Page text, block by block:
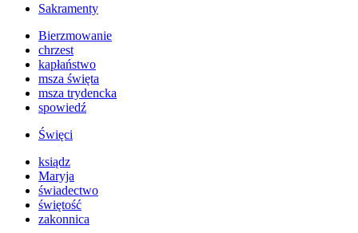
Sakramenty
Bierzmowanie
chrzest
kapłaństwo
msza święta
msza trydencka
spowiedź
Święci
ksiądz
Maryja
świadectwo
świętość
zakonnica